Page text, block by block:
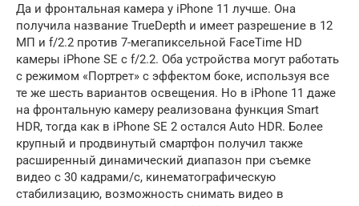
Да и фронтальная камера у iPhone 11 лучше. Она
получила название TrueDepth и имеет разрешение в 12
МП и f/2.2 против 7-мегапиксельной FaceTime HD
камеры iPhone SE с f/2.2. Оба устройства могут работать
с режимом «Портрет» с эффектом боке, используя все
те же шесть вариантов освещения. Но в iPhone 11 даже
на фронтальную камеру реализована функция Smart
HDR, тогда как в iPhone SE 2 остался Auto HDR. Более
крупный и продвинутый смартфон получил также
расширенный динамический диапазон при съемке
видео с 30 кадрами/с, кинематографическую
стабилизацию, возможность снимать видео в